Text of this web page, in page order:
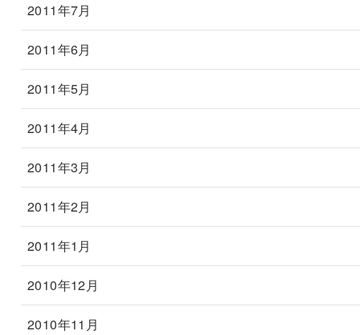
2011年7月
2011年6月
2011年5月
2011年4月
2011年3月
2011年2月
2011年1月
2010年12月
2010年11月